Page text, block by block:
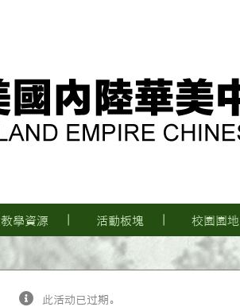
教學資源 活動板塊 校園園地
此活动已过期。